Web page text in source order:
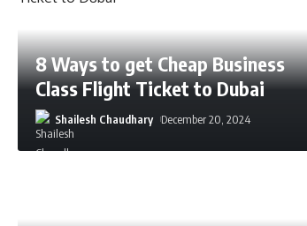
8 Ways to get Cheap Business
Class Flight Ticket to Dubai
Shailesh Chaudhary December 20, 2024